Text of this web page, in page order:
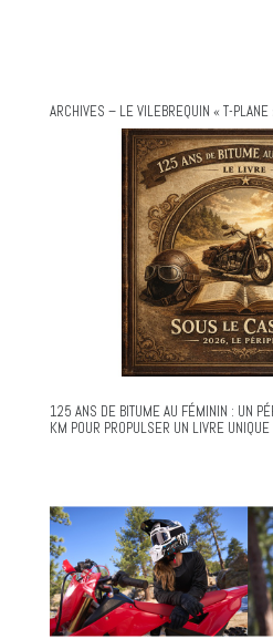
ARCHIVES – LE VILEBREQUIN « T-PLANE
125 ANS DE BITUME AU FÉMININ : UN
KM POUR PROPULSER UN LIVRE